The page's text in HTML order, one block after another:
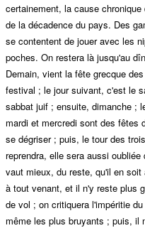
certainement, la cause
de la décadence du pays. Des
se contentent de jouer avec les
poches. On restera là jusqu'au
Demain, vient la fête grecque
festival ; le jour suivant, c'est le
sabbat juif ; ensuite, dimanche ;
mardi et mercredi sont des fêtes
se dégriser ; puis, le tour des
reprendra, elle sera aussi
vaut mieux, du reste, qu'il en
à tout venant, et il n'y reste plus
de vol ; on critiquera l'impéritie
même les plus bruyants ; puis, il